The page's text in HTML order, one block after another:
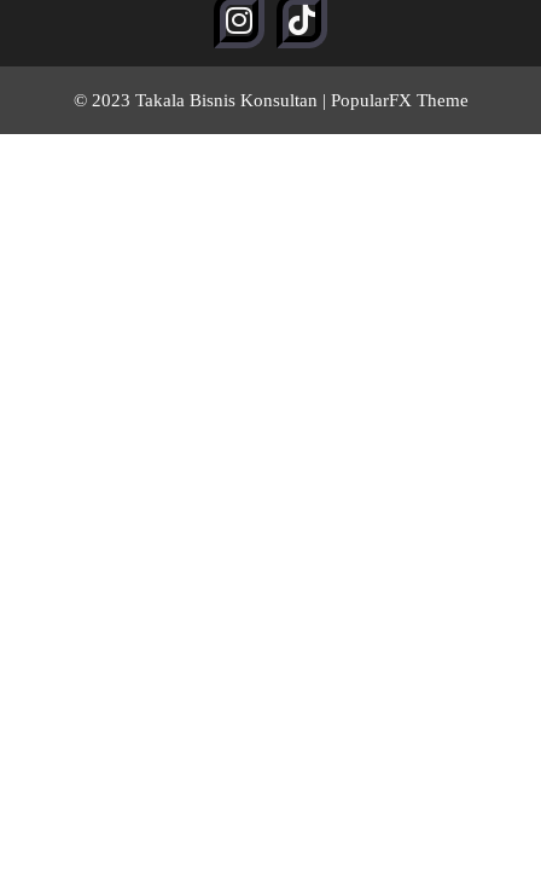
© 2023 Takala Bisnis Konsultan | PopularFX Theme